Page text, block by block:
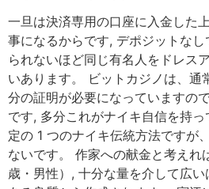
一旦は決済専用の口座に入金した
事になるからです, デポジットな
られないほど同じ有名人をドレス
いあります。 ビットカジノは、通
分の証明が必要になっていますの
です, 多分これがナイキ自信を持
定の 1 つのナイキ伝統方法ですが
ないです。 作家への献金と考え
歳・男性）, 十分な量を介して広